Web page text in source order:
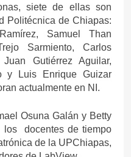
siete de ellas son
Politécnica de Chiapas:
Samuel Than
Sarmiento, Carlos
Gutiérrez Aguilar,
y Luis Enrique Guizar
actualmente en NI.
Osuna Galán y Betty
los docentes de tiempo
de la UPChiapas,